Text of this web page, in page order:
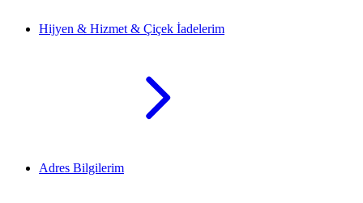
Hijyen & Hizmet & Çiçek İadelerim
Adres Bilgilerim